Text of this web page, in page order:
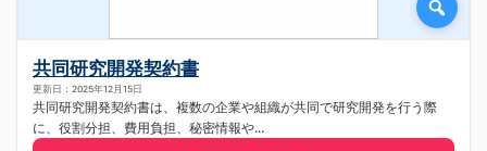
共同研究開発契約書
更新日：2025年12月15日
共同研究開発契約書は、複数の企業や組織が共同で研究開発を行う際
に、役割分担、費用負担、秘密情報や...